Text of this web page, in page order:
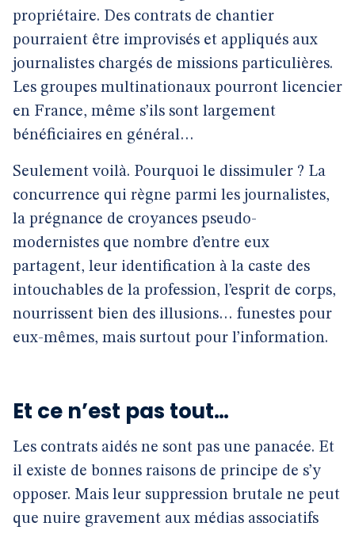
propriétaire. Des contrats de chantier
pourraient être improvisés et appliqués aux
journalistes chargés de missions particulières.
Les groupes multinationaux pourront licencier
en France, même s’ils sont largement
bénéficiaires en général…
Seulement voilà. Pourquoi le dissimuler ? La
concurrence qui règne parmi les journalistes,
la prégnance de croyances pseudo-
modernistes que nombre d’entre eux
partagent, leur identification à la caste des
intouchables de la profession, l’esprit de corps,
nourrissent bien des illusions… funestes pour
eux-mêmes, mais surtout pour l’information.
Et ce n’est pas tout…
Les contrats aidés ne sont pas une panacée. Et
il existe de bonnes raisons de principe de s’y
opposer. Mais leur suppression brutale ne peut
que nuire gravement aux médias associatifs